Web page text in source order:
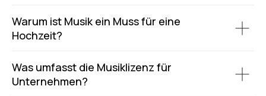
Warum ist Musik ein Muss für eine
Hochzeit?
Was umfasst die Musiklizenz für
Unternehmen?